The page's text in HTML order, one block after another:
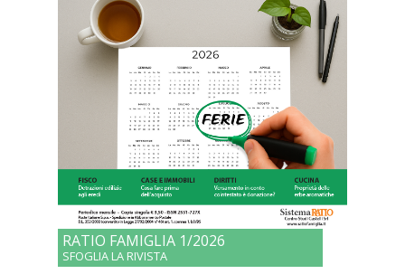
RATIO FAMIGLIA 1/2026
SFOGLIA LA RIVISTA